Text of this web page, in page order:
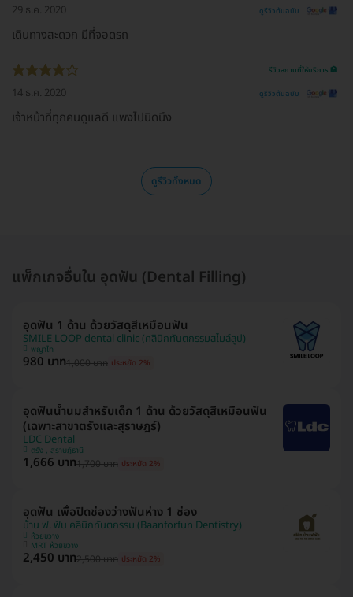
29 ธ.ค. 2020 ดูรีวิวต้นฉบับ
เดินทางสะดวก มีที่จอดรถ
รีวิวสถานที่ให้บริการ 🏥
14 ธ.ค. 2020 ดูรีวิวต้นฉบับ
เจ้าหน้าที่ทุกคนดูแลดี แพงไปนิดนึง
ดูรีวิวทั้งหมด
แพ็กเกจอื่นใน อุดฟัน (Dental Filling)
อุดฟัน 1 ด้าน ด้วยวัสดุสีเหมือนฟัน
SMILE LOOP dental clinic (คลินิกทันตกรรมสไมล์ลูป)
พญาไท
980 บาท1,000 บาท ประหยัด 2%
อุดฟันน้ำนมสำหรับเด็ก 1 ด้าน ด้วยวัสดุสีเหมือนฟัน
(เฉพาะสาขาตรังและสุราษฎร์)
LDC Dental
ตรัง , สุราษฎ์ธานี
1,666 บาท1,700 บาท ประหยัด 2%
อุดฟัน เพื่อปิดช่องว่างฟันห่าง 1 ช่อง
บ้าน ฟ. ฟัน คลินิกทันตกรรม (Baanforfun Dentistry)
ห้วยขวาง
MRT ห้วยขวาง
2,450 บาท2,500 บาท ประหยัด 2%